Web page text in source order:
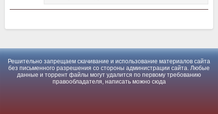
Решительно запрещаем скачивание и использование материалов сайта
без письменного разрешения со стороны администрации сайта. Любые
данные и торрент файлы могут удалится по первому требованию
правообладателя, написать можно сюда